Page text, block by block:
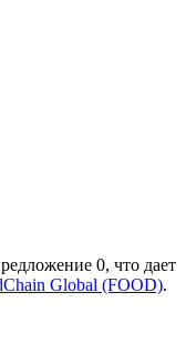
0, что дает
Global (FOOD).